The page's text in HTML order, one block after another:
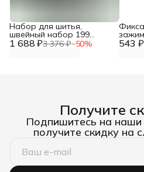
1 688 ₽3 376 ₽−50%
Набор для шитья,
швейный набор 199
предметов, 26*19,5*4 см, 543 ₽
d-4,5
Получите
Подпишитесь на наши
получите скидку на